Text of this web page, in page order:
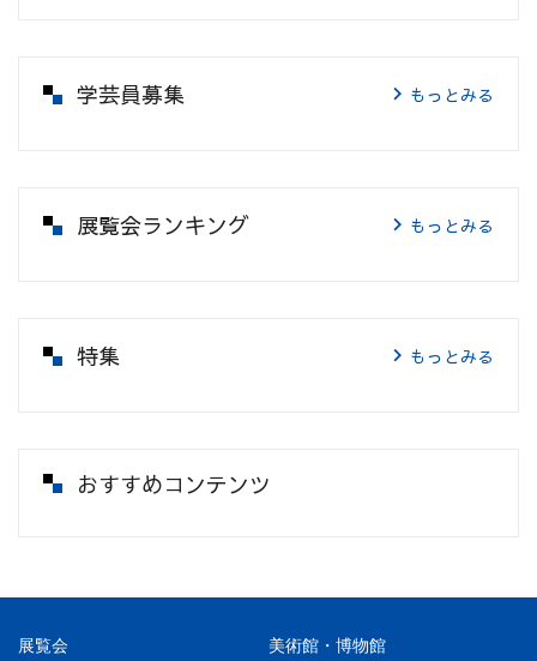
学芸員募集 もっとみる
展覧会ランキング もっとみる
特集 もっとみる
おすすめコンテンツ
展覧会 美術館・博物館